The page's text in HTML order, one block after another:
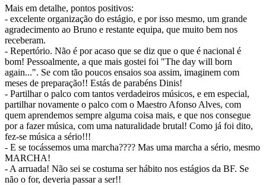
Mais em detalhe, pontos positivos:
- excelente organização do estágio, e por isso mesmo, um grande
agradecimento ao Bruno e restante equipa, que muito bem nos
receberam.
- Repertório. Não é por acaso que se diz que o que é nacional é
bom! Pessoalmente, a que mais gostei foi "The day will born
again...". Se com tão poucos ensaios soa assim, imaginem com
meses de preparação!! Estás de parabéns Dinis!
- Partilhar o palco com tantos verdadeiros músicos, e em especial,
partilhar novamente o palco com o Maestro Afonso Alves, com
quem aprendemos sempre alguma coisa mais, e que nos consegue
por a fazer música, com uma naturalidade brutal! Como já foi dito,
fez-se música a sério!!!
- E se tocássemos uma marcha???? Mas uma marcha a sério, mesmo
MARCHA!
- A arruada! Não sei se costuma ser hábito nos estágios da BF. Se
não o for, deveria passar a ser!!